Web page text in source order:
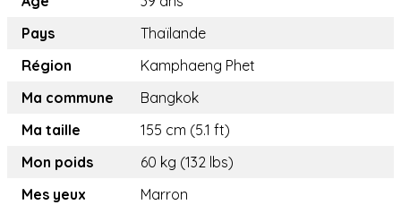
Pays
Thaïlande
Région
Kamphaeng Phet
Ma commune
Bangkok
Ma taille
155 cm (5.1 ft)
Mon poids
60 kg (132 lbs)
Mes yeux
Marron